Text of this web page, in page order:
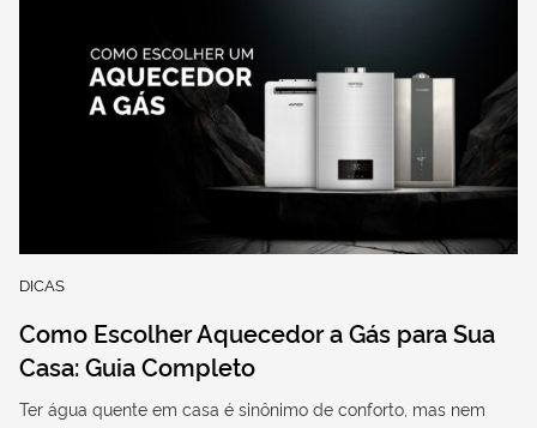
DICAS
Como Escolher Aquecedor a Gás para Sua
Casa: Guia Completo
Ter água quente em casa é sinônimo de conforto, mas nem